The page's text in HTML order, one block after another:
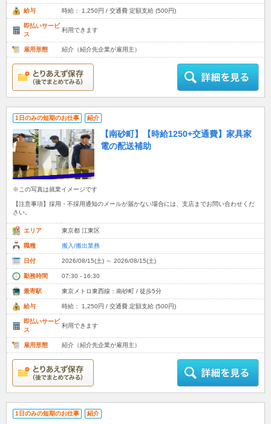
給与 時給： 1,250円 / 交通費 定額支給 (500円)
即払いサービ
ス
利用できます
雇用形態 紹介（紹介先企業が雇用主）
1日のみの短期のお仕事 紹介
【南砂町】【時給1250+交通費】家具家
電の配送補助
※この写真は就業イメージです
【注意事項】採用・不採用通知のメールが届かない場合には、支店までお問い合わせくだ
さい。
エリア 東京都 江東区
職種 搬入/搬出業務
日付 2026/08/15(土) ～ 2026/08/15(土)
勤務時間 07:30 - 16:30
最寄駅 東京メトロ東西線：南砂町 / 徒歩5分
給与 時給： 1,250円 / 交通費 定額支給 (500円)
即払いサービ
ス
利用できます
雇用形態 紹介（紹介先企業が雇用主）
1日のみの短期のお仕事 紹介